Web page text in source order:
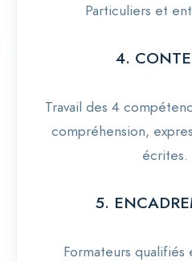
Particuliers et
4.
Travail des 4
compréhension,
écrites.
5.
Formateurs qualifiés